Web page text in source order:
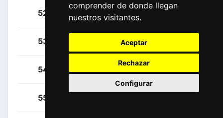
comprender de donde llegan
nuestros visitantes.
Aceptar
Rechazar
Configurar
52 Coquard, Bryan
53 Cimolai, Davide
54 Champion, Thomas
55